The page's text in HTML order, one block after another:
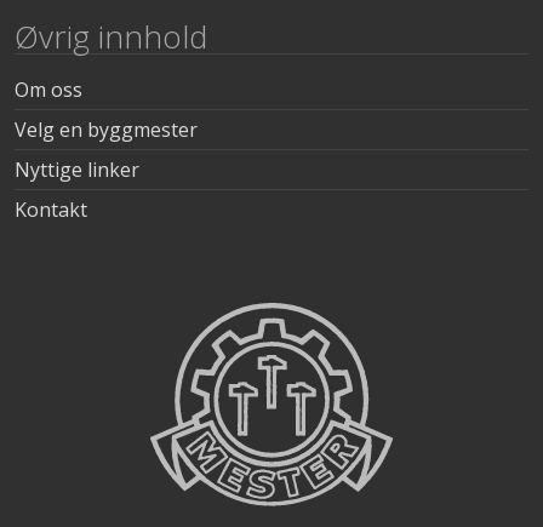
Øvrig innhold
Om oss
Velg en byggmester
Nyttige linker
Kontakt